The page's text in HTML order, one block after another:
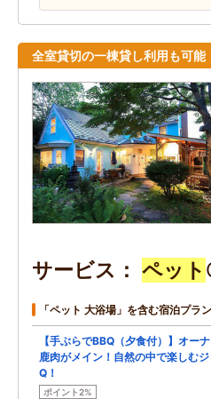
全室貸切の一棟貸し利用も可能
サービス ペット
「ペット 大浴場」を含む宿泊プラン
【手ぶらでBBQ（夕食付）】オー
鹿肉がメイン！自然の中で楽しむ
Q！
ポイント2%